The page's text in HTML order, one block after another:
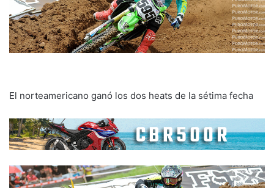
El norteamericano ganó los dos heats de la sétima fecha